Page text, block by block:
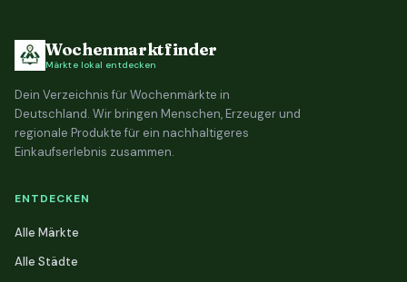
Wochenmarktfinder
Märkte lokal entdecken
Dein Verzeichnis für Wochenmärkte in
Deutschland. Wir bringen Menschen, Erzeuger und
regionale Produkte für ein nachhaltigeres
Einkaufserlebnis zusammen.
ENTDECKEN
Alle Märkte
Alle Städte